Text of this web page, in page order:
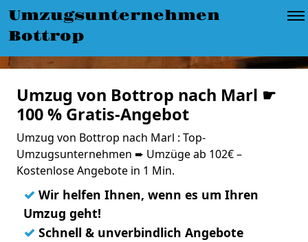
Umzugsunternehmen
Bottrop
Umzug von Bottrop nach Marl ☛
100 % Gratis-Angebot
Umzug von Bottrop nach Marl : Top-
Umzugsunternehmen ➨ Umzüge ab 102€ –
Kostenlose Angebote in 1 Min.
✓ Wir helfen Ihnen, wenn es um Ihren
Umzug geht!
✓ Schnell & unverbindlich Angebote